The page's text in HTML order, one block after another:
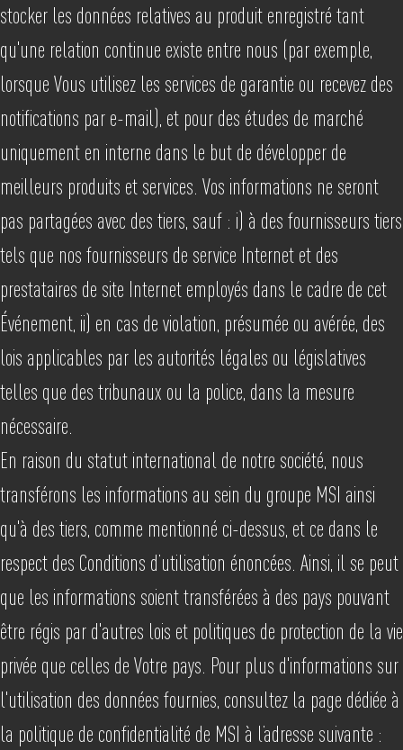
stocker les données relatives au produit enregistré tant
qu'une relation continue existe entre nous (par exemple,
lorsque Vous utilisez les services de garantie ou recevez des
notifications par e-mail), et pour des études de marché
uniquement en interne dans le but de développer de
meilleurs produits et services. Vos informations ne seront
pas partagées avec des tiers, sauf : i) à des fournisseurs tiers
tels que nos fournisseurs de service Internet et des
prestataires de site Internet employés dans le cadre de cet
Événement, ii) en cas de violation, présumée ou avérée, des
lois applicables par les autorités légales ou législatives
telles que des tribunaux ou la police, dans la mesure
nécessaire.
En raison du statut international de notre société, nous
transférons les informations au sein du groupe MSI ainsi
qu'à des tiers, comme mentionné ci-dessus, et ce dans le
respect des Conditions d’utilisation énoncées. Ainsi, il se peut
que les informations soient transférées à des pays pouvant
être régis par d'autres lois et politiques de protection de la vie
privée que celles de Votre pays. Pour plus d'informations sur
l'utilisation des données fournies, consultez la page dédiée à
la politique de confidentialité de MSI à l’adresse suivante :